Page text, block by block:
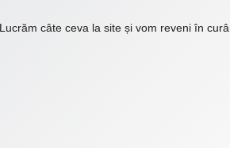
câte ceva la site și vom reveni în